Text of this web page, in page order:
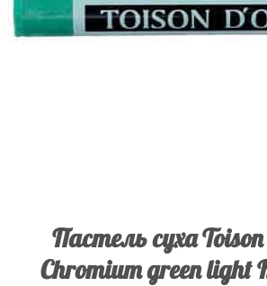
Пастель суха
Chromium green light